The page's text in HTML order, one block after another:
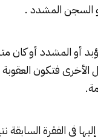
السجن المشدد .
أو المشدد أو كان
الأحوال الأخرى
فى الفقرة